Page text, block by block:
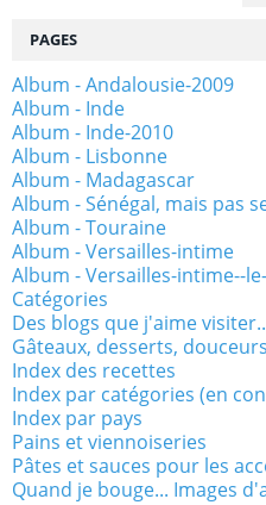
PAGES
Album - Andalousie-2009
Album - Inde
Album - Inde-2010
Album - Lisbonne
Album - Madagascar
Album - Sénégal, mais pas
Album - Touraine
Album - Versailles-intime
Album - Versailles-intime--
Catégories
Des blogs que j'aime
Gâteaux, desserts, douceurs
Index des recettes
Index par catégories (en
Index par pays
Pains et viennoiseries
Pâtes et sauces pour les
Quand je bouge... Images